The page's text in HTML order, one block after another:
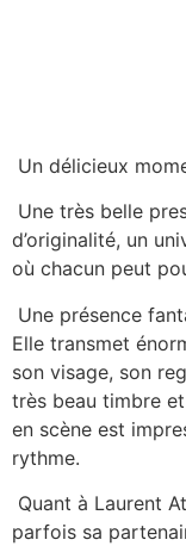
Un délicieux
Une très belle
d’originalité, un
où chacun peut
Une présence
Elle transmet
son visage, son
très beau timbre
en scène est
rythme.
Quant à Laurent
parfois sa